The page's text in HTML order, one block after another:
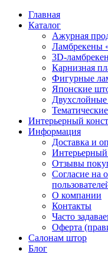
Главная
Каталог
Ажурная
Ламбрекены
3D-
Карнизная
Фигурные
Японские
Интерьерный
Информация
Доставка и
Интерьерный
Отзывы
Согласие на
О компании
Контакты
Часто
Оферта
Салонам штор
Блог